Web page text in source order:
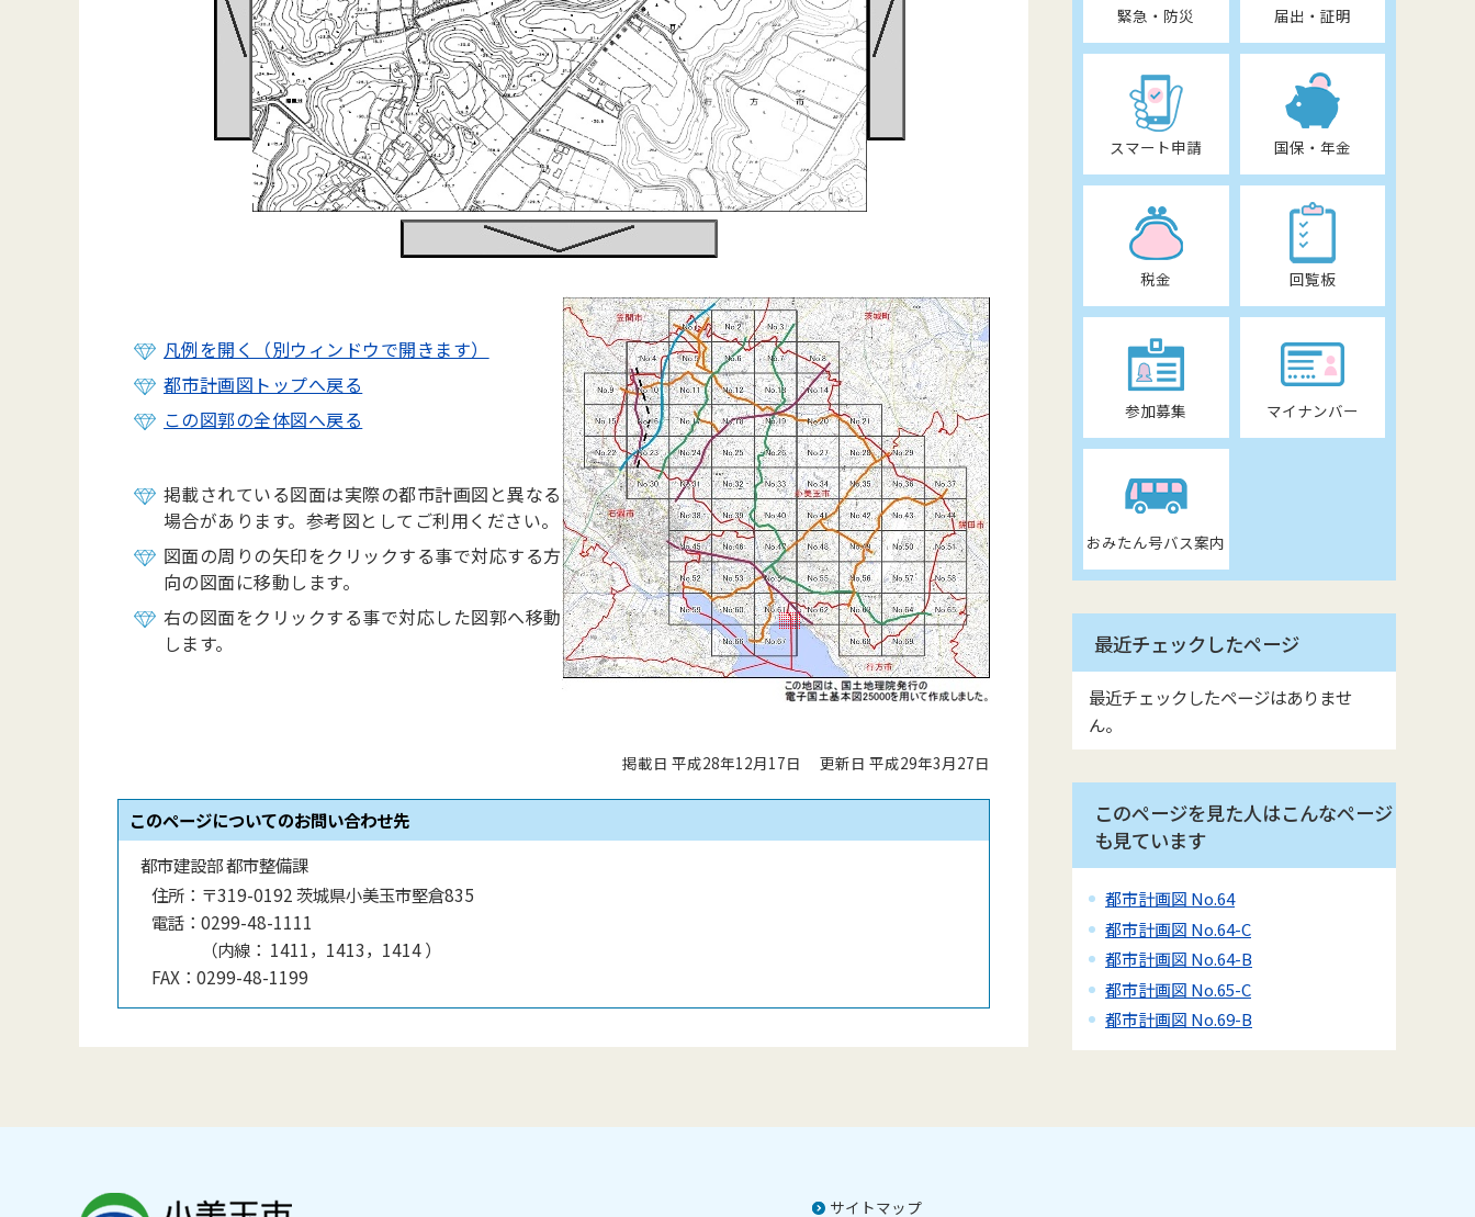
凡例を開く（別ウィンドウで開きます）
都市計画図トップへ戻る
この図郭の全体図へ戻る
掲載されている図面は実際の都市計画図と異なる
場合があります。参考図としてご利用ください。
図面の周りの矢印をクリックする事で対応する方
向の図面に移動します。
右の図面をクリックする事で対応した図郭へ移動
します。
掲載日 平成28年12月17日 更新日 平成29年3月27日
このページについてのお問い合わせ先
都市建設部 都市整備課
住所： 〒319-0192 茨城県小美玉市堅倉835
電話： 0299-48-1111
（内線 ： 1411，1413，1414）
FAX： 0299-48-1199
緊急・防災 届出・証明
スマート申請 国保・年金
税金 回覧板
参加募集 マイナンバー
おみたん号バス案内
最近チェックしたページ
最近チェックしたページはありませ
ん。
このページを見た人はこんなページ
も見ています
都市計画図 No.64
都市計画図 No.64-C
都市計画図 No.64-B
都市計画図 No.65-C
都市計画図 No.69-B
サイトマップ